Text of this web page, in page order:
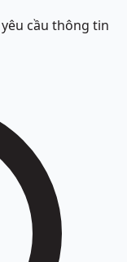
cầu thông tin